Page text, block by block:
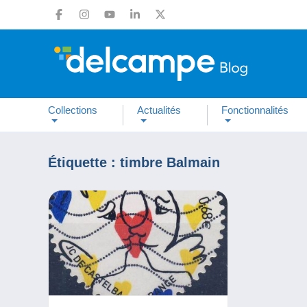
Collections Actualités Fonctionnalités
Étiquette : timbre Balmain